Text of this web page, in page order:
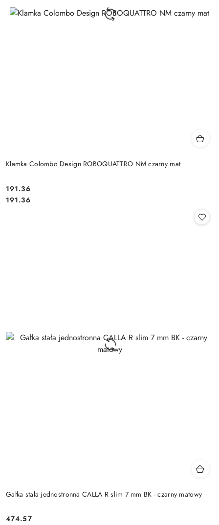
Klamka Colombo Design ROBOQUATTRO NM czarny mat
Cena:
191.36
Cena:
191.36
Gałka stała jednostronna CALLA R slim 7 mm BK - czarny matowy
Cena:
474.57